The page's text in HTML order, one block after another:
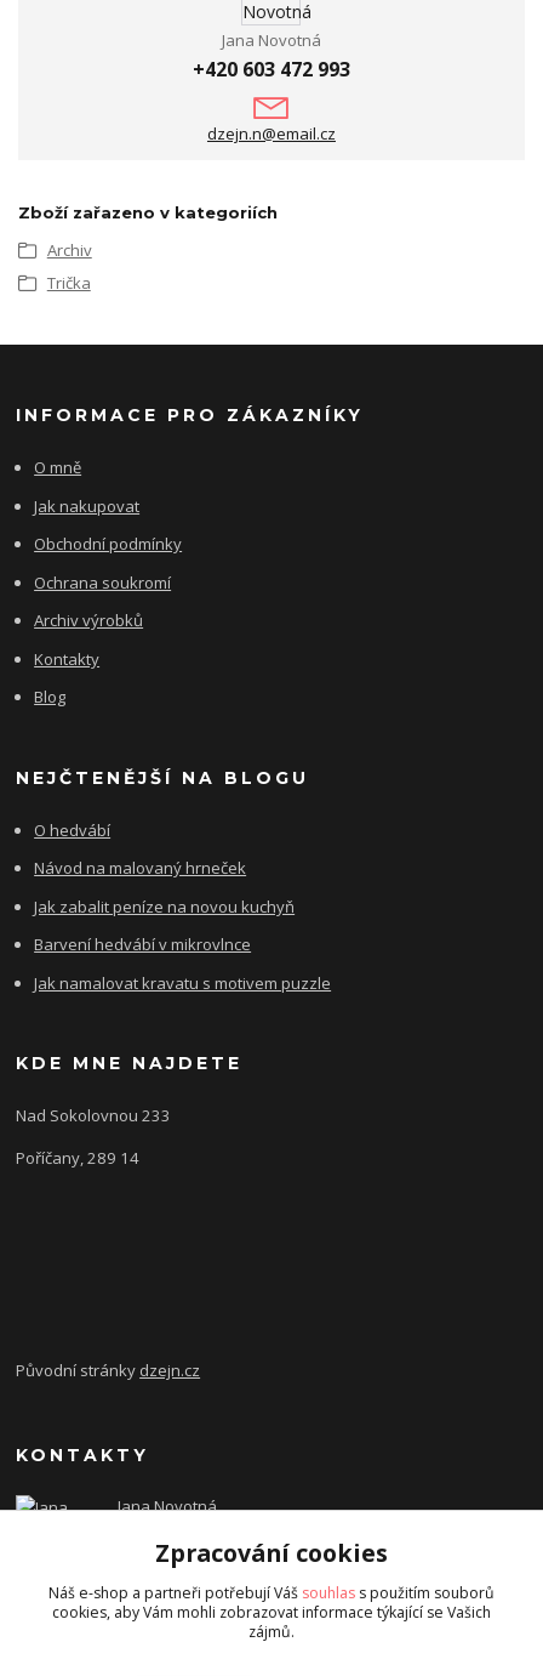
Jana Novotná
+420 603 472 993
dzejn.n@email.cz
Zboží zařazeno v kategoriích
Archiv
Trička
INFORMACE PRO ZÁKAZNÍKY
O mně
Jak nakupovat
Obchodní podmínky
Ochrana soukromí
Archiv výrobků
Kontakty
Blog
NEJČTENĚJŠÍ NA BLOGU
O hedvábí
Návod na malovaný hrneček
Jak zabalit peníze na novou kuchyň
Barvení hedvábí v mikrovlnce
Jak namalovat kravatu s motivem puzzle
KDE MNE NAJDETE
Nad Sokolovnou 233
Poříčany, 289 14
Původní stránky dzejn.cz
KONTAKTY
Jana Novotná
dzejn.n@email.cz
Zpracování cookies
Náš e-shop a partneři potřebují Váš souhlas s použitím souborů
cookies, aby Vám mohli zobrazovat informace týkající se Vašich
zájmů.